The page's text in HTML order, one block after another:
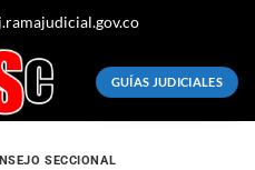
GUÍAS JUDICIALES
SECCIONAL